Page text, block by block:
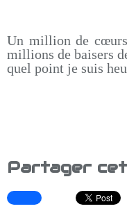
Un million de
millions de baisers
quel point je suis
Partager